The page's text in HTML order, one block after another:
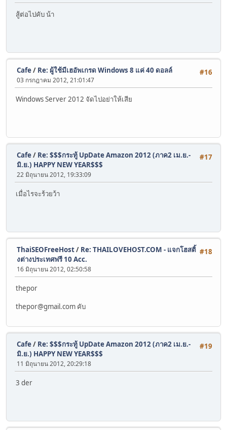
สู้ต่อไปคับ น้า
#16
Cafe/ Re: ผู้ใช้มีเฮอัพเกรด Windows 8 แค่ 40 ดอลล์
03 กรกฎาคม 2012, 21:01:47
Windows Server 2012 จัดไปอย่าให้เสีย
#17
Cafe/ Re: $$$กระทู้ UpDate Amazon 2012 (ภาค2 เม.ย.-
มิ.ย.) HAPPY NEW YEAR$$$
22 มิถุนายน 2012, 19:33:09
เมื่อไรจะร้วยว้า
#18
ThaiSEOFreeHost/ Re: THAILOVEHOST.COM - แจกโฮสติ้
งต่างประเทศฟรี 10 Acc.
16 มิถุนายน 2012, 02:50:58
thepor
thepor@gmail.com คับ
#19
Cafe/ Re: $$$กระทู้ UpDate Amazon 2012 (ภาค2 เม.ย.-
มิ.ย.) HAPPY NEW YEAR$$$
11 มิถุนายน 2012, 20:29:18
3 der